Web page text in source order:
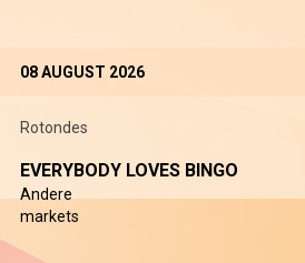
08 AUGUST 2026
Rotondes
EVERYBODY LOVES BINGO
Andere
markets